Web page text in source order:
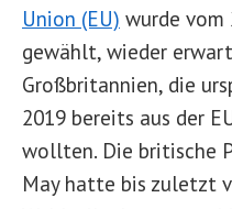
Union (EU) wurde vom
gewählt, wieder
Großbritannien, die
2019 bereits aus der
wollten. Die britische
May hatte bis zuletzt